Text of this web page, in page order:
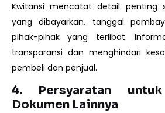
Kwitansi mencatat detail penting
yang dibayarkan, tanggal
pihak-pihak yang terlibat.
transparansi dan menghindari
pembeli dan penjual.
4. Persyaratan untuk
Dokumen Lainnya